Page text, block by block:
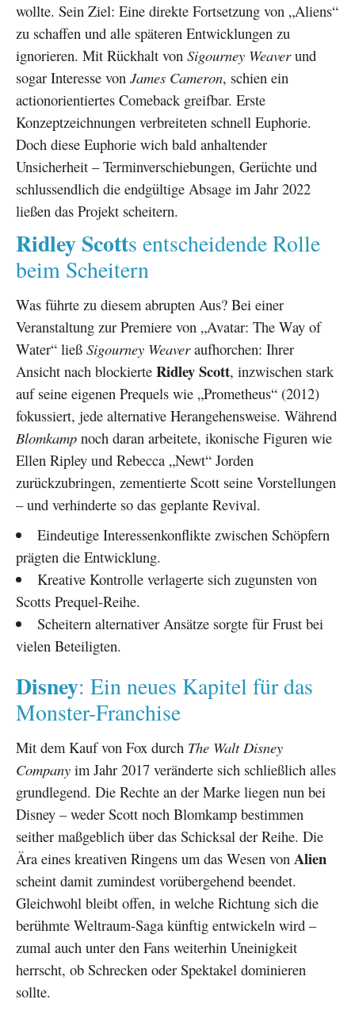
wollte. Sein Ziel: Eine direkte Fortsetzung von „Aliens“
zu schaffen und alle späteren Entwicklungen zu
ignorieren. Mit Rückhalt von Sigourney Weaverund
sogar Interesse von James Cameron, schien ein
actionorientiertes Comeback greifbar. Erste
Konzeptzeichnungen verbreiteten schnell Euphorie.
Doch diese Euphorie wich bald anhaltender
Unsicherheit – Terminverschiebungen, Gerüchte und
schlussendlich die endgültige Absage im Jahr 2022
ließen das Projekt scheitern.
Ridley Scotts entscheidende Rolle
beim Scheitern
Was führte zu diesem abrupten Aus? Bei einer
Veranstaltung zur Premiere von „Avatar: The Way of
Water“ ließ Sigourney Weaveraufhorchen: Ihrer
Ansicht nach blockierte Ridley Scott, inzwischen stark
auf seine eigenen Prequels wie „Prometheus“ (2012)
fokussiert, jede alternative Herangehensweise. Während
Blomkamp noch daran arbeitete, ikonische Figuren wie
Ellen Ripley und Rebecca „Newt“ Jorden
zurückzubringen, zementierte Scott seine Vorstellungen
– und verhinderte so das geplante Revival.
Eindeutige Interessenkonflikte zwischen Schöpfern
prägten die Entwicklung.
Kreative Kontrolle verlagerte sich zugunsten von
Scotts Prequel-Reihe.
Scheitern alternativer Ansätze sorgte für Frust bei
vielen Beteiligten.
Disney: Ein neues Kapitel für das
Monster-Franchise
Mit dem Kauf von Fox durch The Walt Disney
Company im Jahr 2017 veränderte sich schließlich alles
grundlegend. Die Rechte an der Marke liegen nun bei
Disney – weder Scott noch Blomkamp bestimmen
seither maßgeblich über das Schicksal der Reihe. Die
Ära eines kreativen Ringens um das Wesen von Alien
scheint damit zumindest vorübergehend beendet.
Gleichwohl bleibt offen, in welche Richtung sich die
berühmte Weltraum-Saga künftig entwickeln wird –
zumal auch unter den Fans weiterhin Uneinigkeit
herrscht, ob Schrecken oder Spektakel dominieren
sollte.